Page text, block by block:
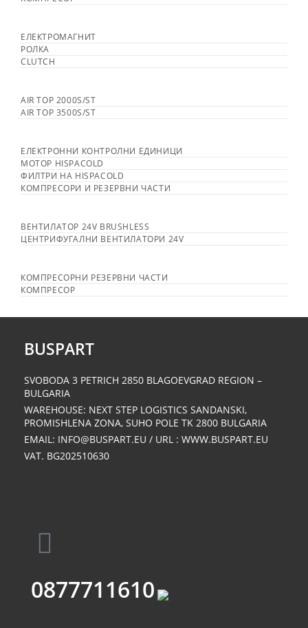
ЕЛЕКТРОМАГНИТ
РОЛКА
CLUTCH
AIR TOP 2000S/ST
AIR TOP 3500S/ST
ЕЛЕКТРОННИ КОНТРОЛНИ ЕДИНИЦИ
МОТОР HISPACOLD
ФИЛТРИ НА HISPACOLD
КОМПРЕСОРИ И РЕЗЕРВНИ ЧАСТИ
ВЕНТИЛАТОР 24V BRUSHLESS
ЦЕНТРИФУГАЛНИ ВЕНТИЛАТОРИ 24V
КОМПРЕСОРНИ РЕЗЕРВНИ ЧАСТИ
КОМПРЕСОР
BUSPART
SVOBODA 3 PETRICH 2850 BLAGOEVGRAD REGION –
BULGARIA
WAREHOUSE: NEXT STEP LOGISTICS SANDANSKI,
PROMISHLENA ZONA, SUHO POLE ΤΚ 2800 BULGARIA
EMAIL: INFO@BUSPART.EU / URL : WWW.BUSPART.EU
VAT. BG202510630
0877711610